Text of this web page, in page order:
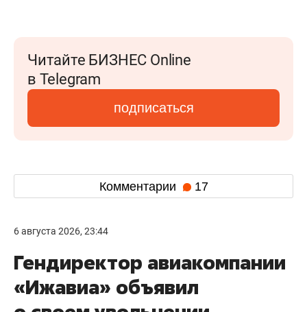
Читайте БИЗНЕС Online
в Telegram
подписаться
Комментарии 17
6 августа 2026, 23:44
Гендиректор авиакомпании
«Ижавиа» объявил